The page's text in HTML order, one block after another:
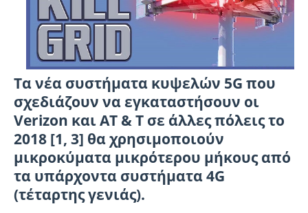
Τα νέα συστήματα κυψελών 5G που
σχεδιάζουν να εγκαταστήσουν οι
Verizon και AT & T σε άλλες πόλεις το
2018 [1, 3] θα χρησιμοποιούν
μικροκύματα μικρότερου μήκους από
τα υπάρχοντα συστήματα 4G
(τέταρτης γενιάς).